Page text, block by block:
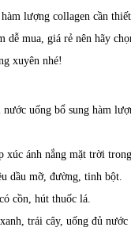
lượng collagen cần
dễ mua, giá rẻ nên hãy
xuyên nhé!
uống bổ sung hàm
xúc ánh nắng mặt trời
dầu mỡ, đường, tinh bột.
cồn, hút thuốc lá.
trái cây, uống đủ